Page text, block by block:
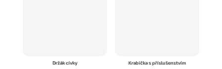
Držák cívky Krabička s příslušenstvím